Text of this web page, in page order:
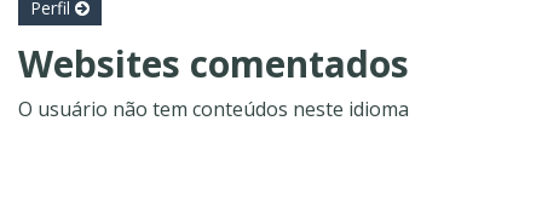
Perfil
Websites comentados
O usuário não tem conteúdos neste idioma